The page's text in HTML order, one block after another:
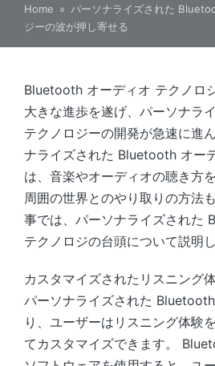
Home » パーソナライズされた
ジーの波が押し寄せる
Bluetooth オーディオ テクノロ
大きな進歩を遂げ、パーソナラ
テクノロジーの開発が急速に進
ナライズされた Bluetooth オー
は、音楽やオーディオの聴き方
周囲の世界とのやり取りの方法
事では、パーソナライズされた
テクノロジの台頭について説明し
カスタマイズされたリスニング
パーソナライズされた
り、ユーザーはリスニング体験
てカスタマイズできます。